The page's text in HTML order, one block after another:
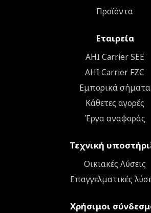
Προϊόντα
Εταιρεία
ΑΗΙ Carrier SEE
AHI Carrier FZC
Εμπορικά σήματα
Κάθετες αγορές
Έργα αναφοράς
Τεχνική
Οικιακές Λύσεις
Επαγγελματικές
Χρήσιμοι